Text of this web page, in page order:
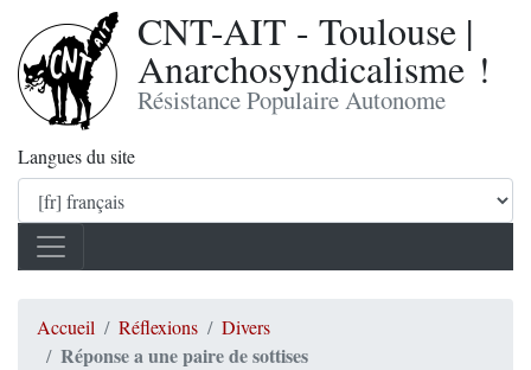
CNT-AIT - Toulouse |
Anarchosyndicalisme !
Résistance Populaire Autonome
Langues du site
Accueil Réflexions Divers
Réponse a une paire de sottises